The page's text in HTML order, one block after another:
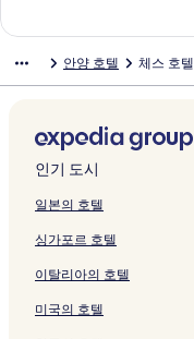
지
를
링
크
여
는
e
l
G
e
u
j
o
n
g
여
는
O
T
페
이
지
를
는
크
H
e
l
페
이
를
는
링
크
g
a
A
n
y
n
b
r
a
여
는
e
t
e
l
페
지
여
는
링
P
z
a
페
이
를
는
링
크
o
l
페
이
지
여
링
크
s
o
t
e
l
이
를
여
는
C
t
e
l
페
지
여
는
링
o
i
q
u
e
o
e
l
A
l
u
r
i
s
H
t
e
l
g
L
O
W
A
o
e
l
페
안양 호텔 체스 호텔
인기 도시
일본의 호텔
싱가포르 호텔
이탈리아의 호텔
미국의 호텔